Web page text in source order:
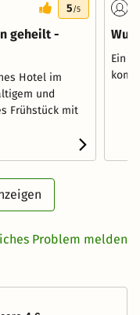
5/5
geheilt -
Hotel im
und
Frühstück mit
Ein
Problem melden